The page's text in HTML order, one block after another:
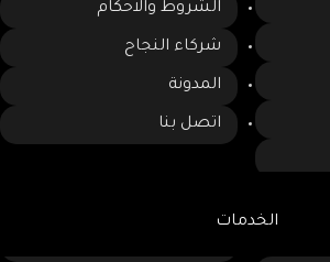
الشروط والاحكام
شركاء النجاح
المدونة
اتصل بنا
الخدمات